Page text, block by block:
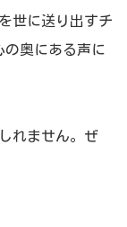
世に送り出すチ
奥にある声に
れません。ぜ